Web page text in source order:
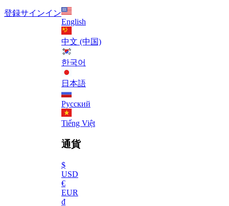
登録サインイン
English
中文 (中国)
한국어
日本語
Русский
Tiếng Việt
通貨
$
USD
€
EUR
₫